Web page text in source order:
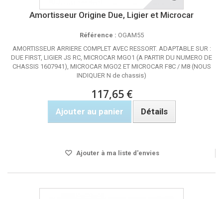
Amortisseur Origine Due, Ligier et Microcar
Référence : OGAM55
AMORTISSEUR ARRIERE COMPLET AVEC RESSORT. ADAPTABLE SUR :
DUE FIRST, LIGIER JS RC, MICROCAR MGO1 (A PARTIR DU NUMERO DE
CHASSIS 1607941), MICROCAR MGO2 ET MICROCAR F8C / M8 (NOUS
INDIQUER N de chassis)
117,65 €
Ajouter au panier Détails
Ajouter à ma liste d'envies